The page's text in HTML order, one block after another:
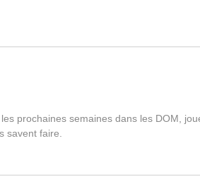
prochaines semaines dans les DOM,
savent faire.